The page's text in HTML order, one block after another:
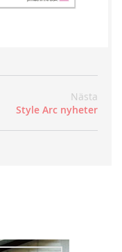
Nästa
Style Arc nyheter